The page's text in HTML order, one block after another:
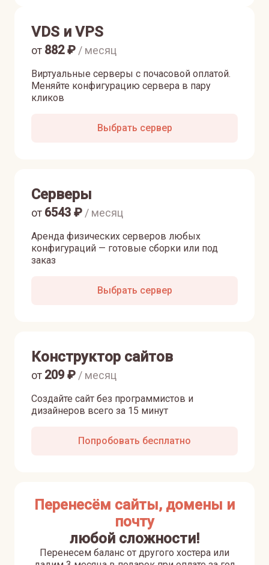
VDS и VPS
Виртуальные серверы с почасовой оплатой.
Меняйте конфигурацию сервера в пару
кликов
от 882₽ / месяц
Выбрать сервер
Серверы
Аренда физических серверов любых
конфигураций — готовые сборки или под
заказ
от 6543 ₽ / месяц
Выбрать сервер
Конструктор сайтов
Создайте сайт без программистов и
дизайнеров всего за 15 минут
от 209₽ / месяц
Попробовать бесплатно
Перенесём сайты, домены и
почту
любой сложности!
Перенесем баланс от другого хостера или